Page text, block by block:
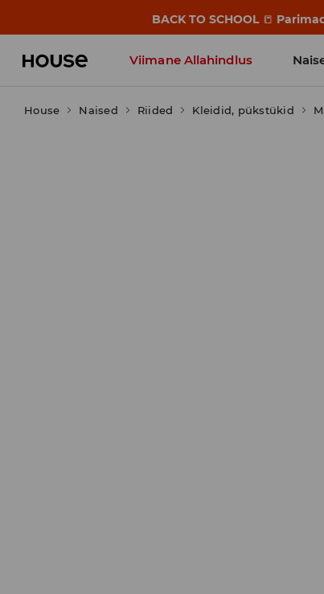
BACK TO SCHOOL 📒
Viimane Allahindlus
House Naised Riided Kleidid, pükstükid